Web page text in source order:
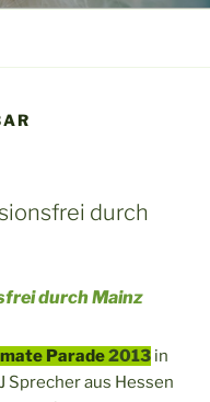
durch
durch Mainz
Parade2013 in
Sprecher aus Hessen